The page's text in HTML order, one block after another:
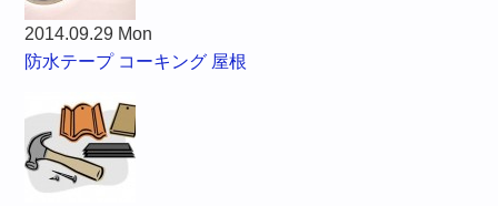
2014.09.29 Mon
防水テープ コーキング 屋根